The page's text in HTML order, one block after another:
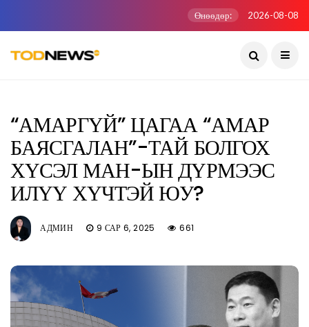
Өнөөдөр: 2026-08-08
“АМАРГҮЙ” ЦАГАА “АМАР
БАЯСГАЛАН”-ТАЙ БОЛГОХ
ХҮСЭЛ МАН-ЫН ДҮРМЭЭС
ИЛҮҮ ХҮЧТЭЙ ЮУ?
АДМИН 9 САР 6, 2025 661